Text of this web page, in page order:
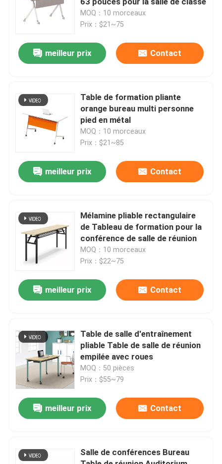
À la maison
À propos de nous
Contrôle de qualité
Nous contacter
Nouvelles
Les affaires
Bureaux de poste de travail
MOQ：10 morceaux
Prix：$21~75
meilleur prix Contact
Table de formation pliante
orange bureau multi personne
pied en métal
MOQ：10 morceaux
Prix：$21~85
meilleur prix Contact
Mélamine pliable rectangulaire
de Tableau de formation pour la
conférence de salle de réunion
MOQ：10 morceaux
Prix：$22~75
meilleur prix Contact
Table de salle d'entraînement
pliable Table de salle de réunion
empilée avec roues
MOQ：50 pièces
Prix：$55~79
meilleur prix Contact
Salle de conférences Bureau